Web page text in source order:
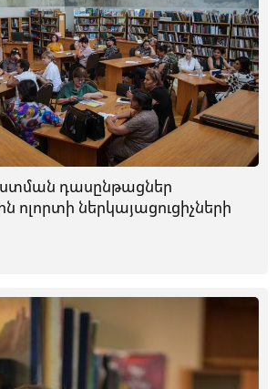
դասընթացներ
ոլորտի ներկայացուցիչների